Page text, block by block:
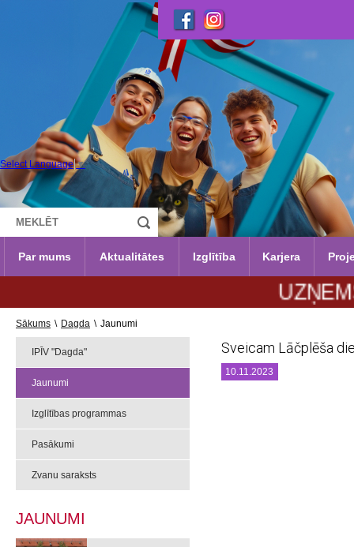
Select Language ▼
Par mums Aktualitātes Izglītība Karjera
Sākums \ Dagda \ Jaunumi
IPĪV "Dagda"
Jaunumi
Izglītības programmas
Pasākumi
Zvanu saraksts
JAUNUMI
Sveicam Lāčplēša
10.11.2023